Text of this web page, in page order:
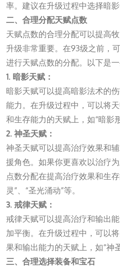
率。建议在升级过程中选择暗影
二、合理分配天赋点数
天赋点数的合理分配可以提高
升级非常重要。在93级之前，
进行天赋点数的分配。以下是
1. 暗影天赋：
暗影天赋可以提高暗影法术的
能力。在升级过程中，可以将
和生存能力的天赋上，如“暗影
2. 神圣天赋：
神圣天赋可以提高治疗效果和
援角色。如果你更喜欢以治疗
点数分配在提高治疗效果和生
灵”、“圣光涌动”等。
3. 戒律天赋：
戒律天赋可以提高治疗和输出
加平衡。在升级过程中，可以
果和输出能力的天赋上，如“神
三、合理选择装备和宝石